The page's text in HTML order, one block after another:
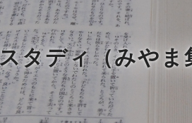
タディ（みやま